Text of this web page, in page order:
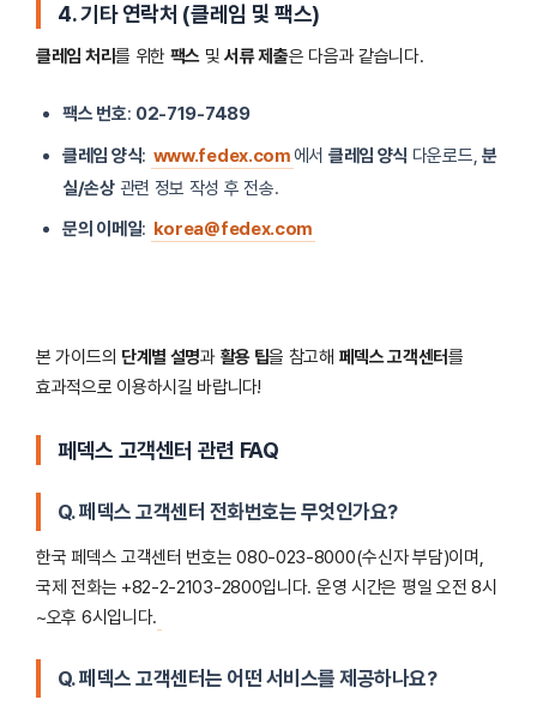
4. 기타 연락처 (클레임 및 팩스)
클레임 처리를 위한 팩스 및서류 제출은 다음과 같습니다.
팩스 번호: 02-719-7489
클레임 양식: www.fedex.com 에서 클레임 양식 다운로드, 분
실/손상관련 정보 작성 후 전송.
문의 이메일: korea@fedex.com
본 가이드의 단계별 설명과 활용 팁을 참고해 페덱스 고객센터를
효과적으로 이용하시길 바랍니다!
페덱스 고객센터 관련 FAQ
Q. 페덱스 고객센터 전화번호는 무엇인가요?
한국 페덱스 고객센터 번호는 080-023-8000(수신자 부담)이며,
국제 전화는 +82-2-2103-2800입니다. 운영 시간은 평일 오전 8시
~오후 6시입니다.
Q. 페덱스 고객센터는 어떤 서비스를 제공하나요?